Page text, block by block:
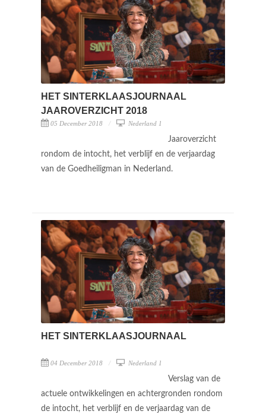
HET SINTERKLAASJOURNAAL
JAAROVERZICHT 2018
05 December 2018 Nederland 1
Jaaroverzicht
rondom de intocht, het verblijf en de verjaardag
van de Goedheiligman in Nederland.
HET SINTERKLAASJOURNAAL
04 December 2018 Nederland 1
Verslag van de
actuele ontwikkelingen en achtergronden rondom
de intocht, het verblijf en de verjaardag van de